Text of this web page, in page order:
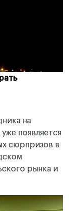
на
появляется
сюрпризов в
рынка и